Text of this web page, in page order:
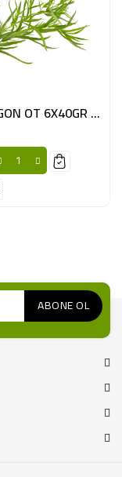
TARRAGON OT 6X40GR BE